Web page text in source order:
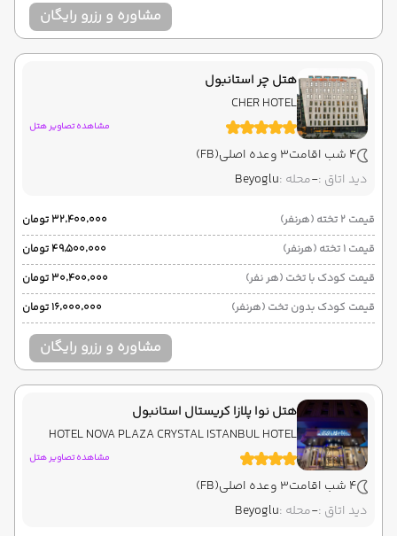
مشاوره و رزرو رایگان
هتل چر استانبول
CHER HOTEL
مشاهده تصاویر هتل
4 شب اقامت 3 وعده اصلی
(FB)
دید اتاق :-محله :Beyoglu
قیمت 2 تخته (هرنفر)
۳۲٬۴۰۰٬۰۰۰ تومان
قیمت 1 تخته (هرنفر)
۴۹٬۵۰۰٬۰۰۰ تومان
قیمت کودک با تخت (هر نفر)
۳۰٬۴۰۰٬۰۰۰ تومان
قیمت کودک بدون تخت (هرنفر)
۱۶٬۰۰۰٬۰۰۰ تومان
مشاوره و رزرو رایگان
هتل نوا پلازا کریستال استانبول
HOTEL NOVA PLAZA CRYSTAL ISTANBUL HOTEL
مشاهده تصاویر هتل
4 شب اقامت 3 وعده اصلی
(FB)
دید اتاق :-محله :Beyoglu